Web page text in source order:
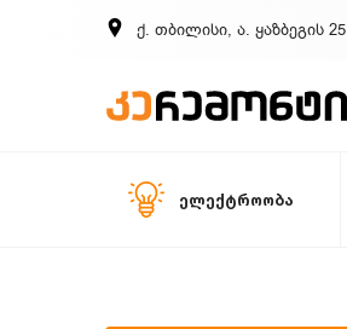
ქ. თბილისი, ა. ყაზბეგის 25
ელექტროობა